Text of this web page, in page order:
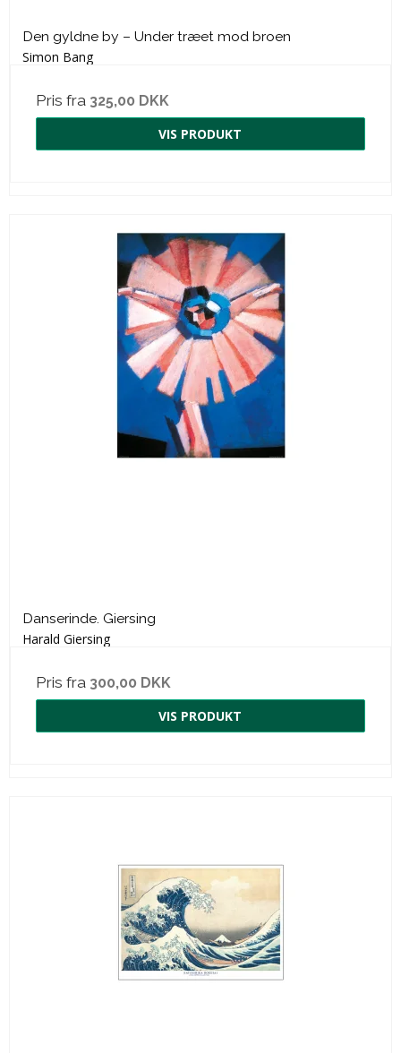
Den gyldne by – Under træet mod broen
Simon Bang
Pris fra 325,00 DKK
VIS PRODUKT
Danserinde. Giersing
Harald Giersing
Pris fra 300,00 DKK
VIS PRODUKT